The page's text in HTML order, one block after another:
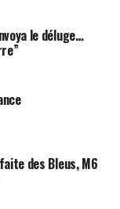
accidents qui
une histoire.
vivre avec toute
peux trouver
temps à
pas la tête.
doit
on sent que ça
le déluge…
des Bleus, M6